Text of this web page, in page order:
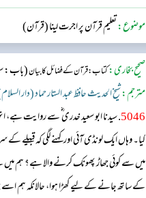
موضوع:تعلیم قرآن پر اجرت لینا (قرآن)
صحیح بخاری:کتاب: قرآن کے فضائل کا بیان(باب:
مترجم:شیخ الحدیث حافظ عبد الستار حماد (دار
5046 . سیدنا ابو سعید خدری ؓ سے روایت
کیا۔ وہاں ایک لونڈی آئی اور کہنے لگی کہ قبیلے
میں سے کوئی جھاڑ پھونک کرنے والا ہے؟
کے ساتھ جانے کے لیے کھڑا ہوا، حالانکہ ہم